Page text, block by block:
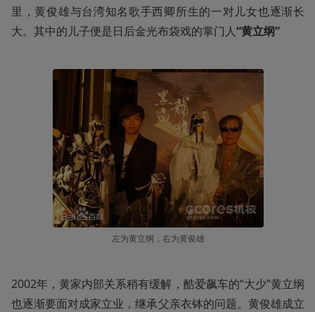
里，黄俊雄与台湾知名歌手西卿所生的一对儿女也逐渐长
大。其中的儿子便是日后金光布袋戏的掌门人“黄立纲”
左为黄立纲，右为黄俊雄
2002年，黄家内部关系稍有缓解，酷爱飙车的“大少”黄立纲
也逐渐要面对成家立业，继承父亲衣钵的问题。黄俊雄成立